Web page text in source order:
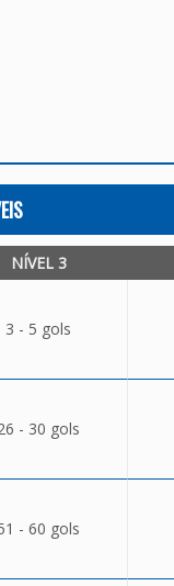
NÍVEL 3
3 - 5 gols
- 30 gols
- 60 gols